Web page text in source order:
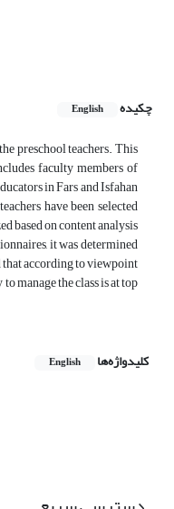
چکیده
English
preschool teachers. This
faculty members of
in Fars and Isfahan
have been selected
based on content analysis
it was determined
that according to viewpoint
manage the class is at top
کلیدواژه‌ها English